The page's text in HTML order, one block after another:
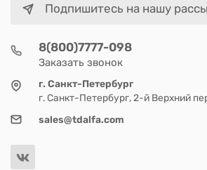
Подпишитесь на нашу
8(800)7777-098
Заказать звонок
г. Санкт-Петербург
г. Санкт-Петербург, 2-й Верхний
sales@tdalfa.com